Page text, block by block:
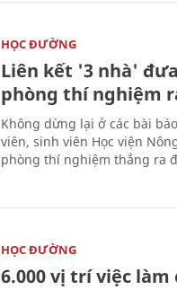
HỌC ĐƯỜNG
Liên kết '3 nhà'
phòng thí nghiệm
Không dừng lại ở các bài
viên, sinh viên Học viện
phòng thí nghiệm thẳng ra
HỌC ĐƯỜNG
6.000 vị trí việc